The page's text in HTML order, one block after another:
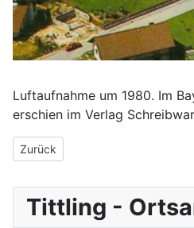
Luftaufnahme um 1980. Im
erschien im Verlag
Vorheriger Beitrag: Ein Luftbild
Zurück
Tittling -